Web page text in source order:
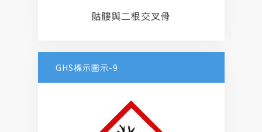
骷髏與二根交叉骨
GHS標示圖示-9